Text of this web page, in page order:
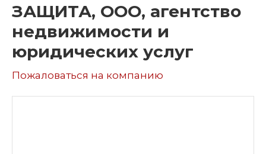
ЗАЩИТА, ООО, агентство
недвижимости и
юридических услуг
Пожаловаться на компанию